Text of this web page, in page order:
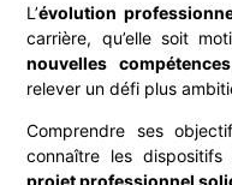
L’évolution
carrière, qu’elle soit
nouvelles compétences
relever un défi plus
Comprendre ses
connaître les